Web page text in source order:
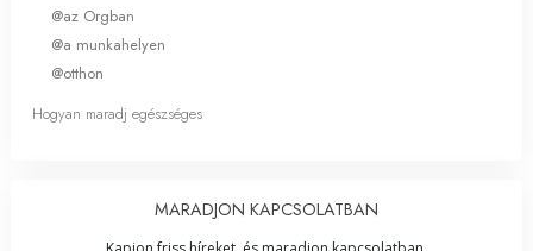
@az Orgban
@a munkahelyen
@otthon
Hogyan maradj egészséges
MARADJON KAPCSOLATBAN